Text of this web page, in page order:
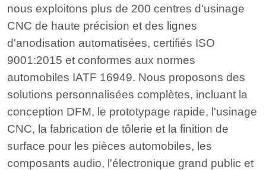
nous exploitons plus de 200 centres d'usinage
CNC de haute précision et des lignes
d'anodisation automatisées, certifiés ISO
9001:2015 et conformes aux normes
automobiles IATF 16949. Nous proposons des
solutions personnalisées complètes, incluant la
conception DFM, le prototypage rapide, l'usinage
CNC, la fabrication de tôlerie et la finition de
surface pour les pièces automobiles, les
composants audio, l'électronique grand public et